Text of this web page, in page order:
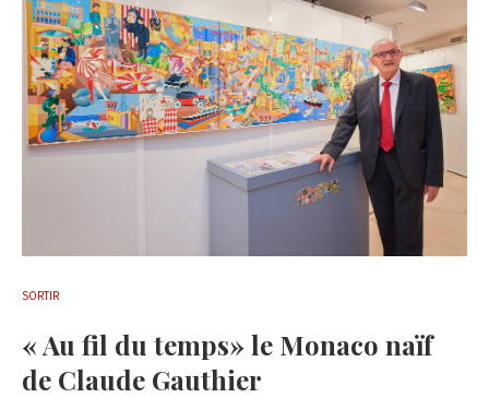
SORTIR
« Au fil du temps» le Monaco naïf
de Claude Gauthier